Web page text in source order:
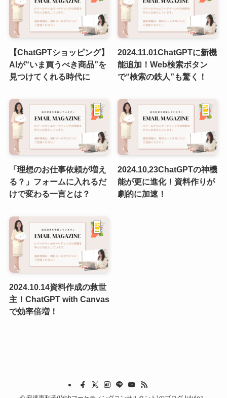
【ChatGPTショッピング】
AIが“いま買うべき商品”を
見つけてくれる時代に
2024.11.01ChatGPTに新機
能追加！Web検索ボタン
で“検索の鉄人”も驚く！
「理想のお仕事依頼が増え
る？」フォームに入れるだ
けで変わる一言とは？
2024.10,23ChatGPTの神機
能が更に進化！資料作りが
劇的に加速！
2024.10.14資料作成の救世
主！ChatGPT with Canvas
で効率倍増！